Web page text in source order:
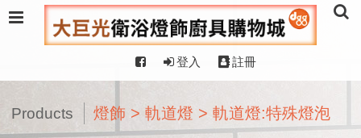
登入 註冊
Products 燈飾 > 軌道燈 > 軌道燈:特殊燈泡